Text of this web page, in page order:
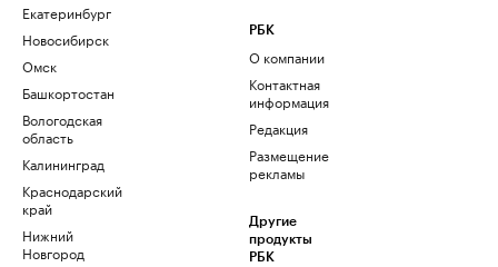
Екатеринбург
Новосибирск
Омск
Башкортостан
Вологодская
область
Калининград
Краснодарский
край
Нижний
Новгород
РБК
О компании
Контактная
информация
Редакция
Размещение
рекламы
Другие
продукты
РБК